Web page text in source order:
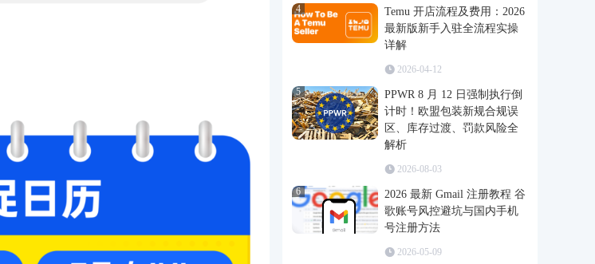
4
Temu 开店流程及费用：2026
最新版新手入驻全流程实操
详解
2026-04-12
5
PPWR 8 月 12 日强制执行倒
计时！欧盟包装新规合规误
区、库存过渡、罚款风险全
解析
2026-08-03
6
2026 最新 Gmail 注册教程 谷
歌账号风控避坑与国内手机
号注册方法
2026-05-09